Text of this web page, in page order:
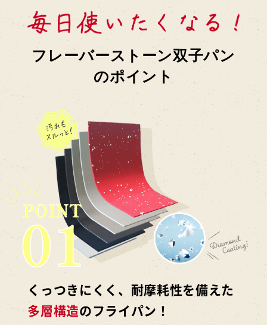
フレーバーストーン双子パン
のポイント
くっつきにくく、耐摩耗性を備えた
多層構造のフライパン！